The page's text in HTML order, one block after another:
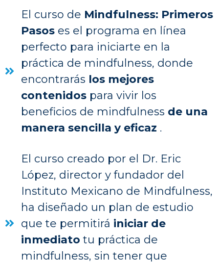
El curso de Mindfulness: Primeros
Pasos es el programa en línea
perfecto para iniciarte en la
práctica de mindfulness, donde
encontrarás los mejores
contenidos para vivir los
beneficios de mindfulness de una
manera sencilla y eficaz .
El curso creado por el Dr. Eric
López, director y fundador del
Instituto Mexicano de Mindfulness,
ha diseñado un plan de estudio
que te permitirá iniciar de
inmediato tu práctica de
mindfulness, sin tener que